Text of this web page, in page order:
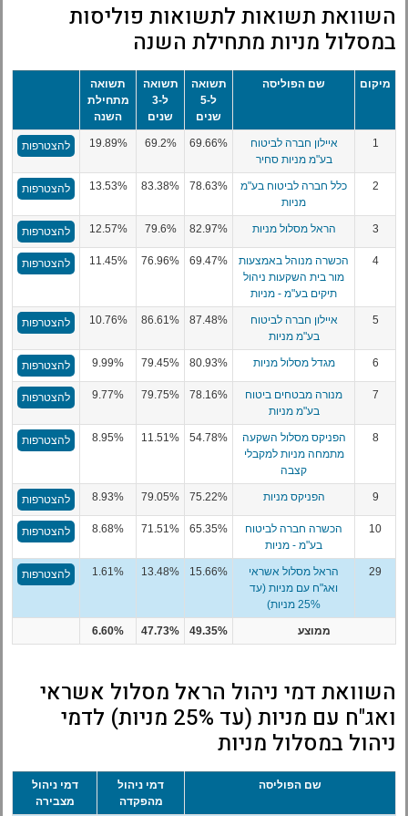
השוואת תשואות לתשואות פוליסות
במסלול מניות מתחילת השנה
מיקום שם הפוליסה
תשואה
ל-5
שנים
תשואה
ל-3
שנים
תשואה
מתחילת
השנה
1
איילון חברה לביטוח
בע"מ מניות סחיר
69.66%
69.2%
19.89% להצטרפות
2
כלל חברה לביטוח בע"מ
מניות
78.63%
83.38%
13.53% להצטרפות
3 הראל מסלול מניות 82.97%
79.6%
12.57% להצטרפות
4
הכשרה מנוהל באמצעות
מור בית השקעות ניהול
תיקים בע"מ - מניות
69.47%
76.96%
11.45% להצטרפות
5
איילון חברה לביטוח
בע"מ מניות
87.48%
86.61%
10.76% להצטרפות
6 מגדל מסלול מניות 80.93%
79.45%
9.99% להצטרפות
7
מנורה מבטחים ביטוח
בע"מ מניות
78.16%
79.75%
9.77% להצטרפות
8
הפניקס מסלול השקעה
מתמחה מניות למקבלי
קצבה
54.78%
11.51%
8.95% להצטרפות
9 הפניקס מניות 75.22%
79.05%
8.93% להצטרפות
10
הכשרה חברה לביטוח
בע"מ - מניות
65.35%
71.51%
8.68% להצטרפות
29
הראל מסלול אשראי
ואג"ח עם מניות (עד
25% מניות)
15.66%
13.48%
1.61% להצטרפות
ממוצע 49.35%
47.73%
6.60%
השוואת דמי ניהול הראל מסלול אשראי
ואג"ח עם מניות (עד 25% מניות) לדמי
ניהול במסלול מניות
שם הפוליסה
דמי ניהול
מהפקדה
דמי ניהול
מצבירה